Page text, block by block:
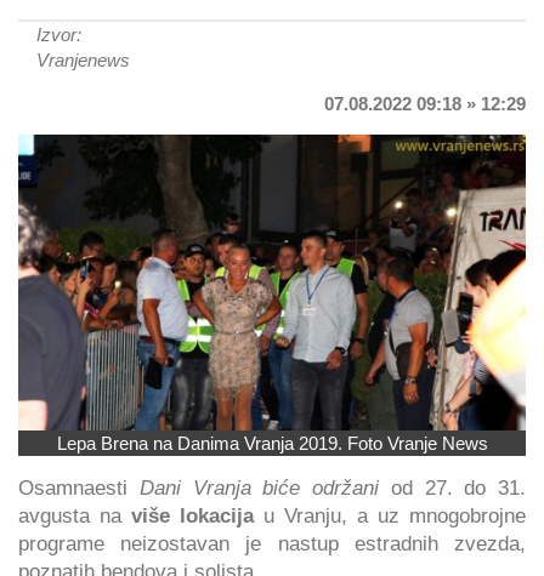
Izvor:
Vranjenews
07.08.2022 09:18 » 12:29
Lepa Brena na Danima Vranja 2019. Foto Vranje News
Osamnaesti Dani Vranja biće održani od 27. do 31.
avgusta na više lokacija u Vranju, a uz mnogobrojne
programe neizostavan je nastup estradnih zvezda,
poznatih bendova i solista.